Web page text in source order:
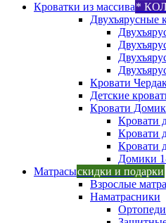
Кроватки из массива*
Двухъярусные
Кровати
Детские
Кровати
Кровати
Кровати
Кровати
Домики
Матрасыскидки и подарки
Взрослые
Наматрасники